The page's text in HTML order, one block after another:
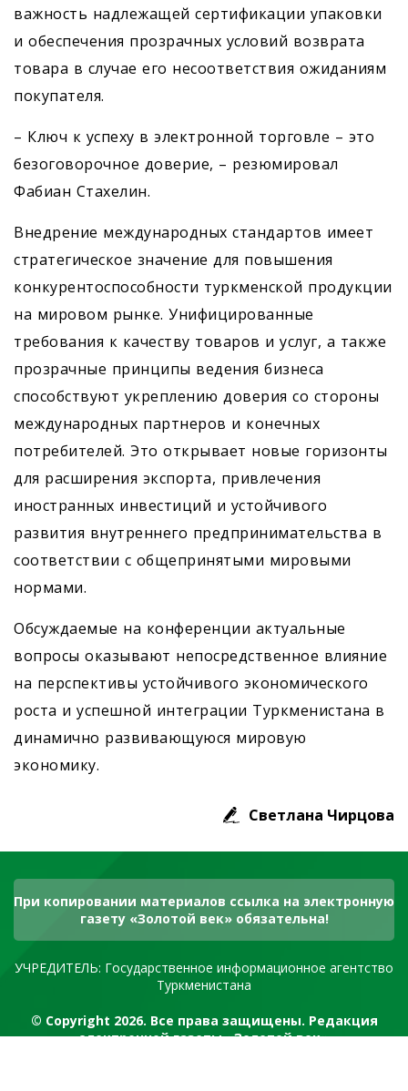
важность надлежащей сертификации упаковки
и обеспечения прозрачных условий возврата
товара в случае его несоответствия ожиданиям
покупателя.
– Ключ к успеху в электронной торговле – это
безоговорочное доверие, – резюмировал
Фабиан Стахелин.
Внедрение международных стандартов имеет
стратегическое значение для повышения
конкурентоспособности туркменской продукции
на мировом рынке. Унифицированные
требования к качеству товаров и услуг, а также
прозрачные принципы ведения бизнеса
способствуют укреплению доверия со стороны
международных партнеров и конечных
потребителей. Это открывает новые горизонты
для расширения экспорта, привлечения
иностранных инвестиций и устойчивого
развития внутреннего предпринимательства в
соответствии с общепринятыми мировыми
нормами.
Обсуждаемые на конференции актуальные
вопросы оказывают непосредственное влияние
на перспективы устойчивого экономического
роста и успешной интеграции Туркменистана в
динамично развивающуюся мировую
экономику.
Светлана Чирцова
При копировании материалов ссылка на электронную
газету «Золотой век» обязательна!
УЧРЕДИТЕЛЬ: Государственное информационное агентство
Туркменистана
© Copyright 2026. Все права защищены. Редакция
электронной газеты «Золотой век»